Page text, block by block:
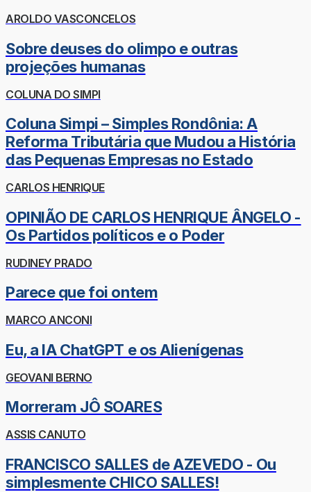
AROLDO VASCONCELOS
Sobre deuses do olimpo e outras
projeções humanas
COLUNA DO SIMPI
Coluna Simpi – Simples Rondônia: A
Reforma Tributária que Mudou a História
das Pequenas Empresas no Estado
CARLOS HENRIQUE
OPINIÃO DE CARLOS HENRIQUE ÂNGELO -
Os Partidos políticos e o Poder
RUDINEY PRADO
Parece que foi ontem
MARCO ANCONI
Eu, a IA ChatGPT e os Alienígenas
GEOVANI BERNO
Morreram JÔ SOARES
ASSIS CANUTO
FRANCISCO SALLES de AZEVEDO - Ou
simplesmente CHICO SALLES!